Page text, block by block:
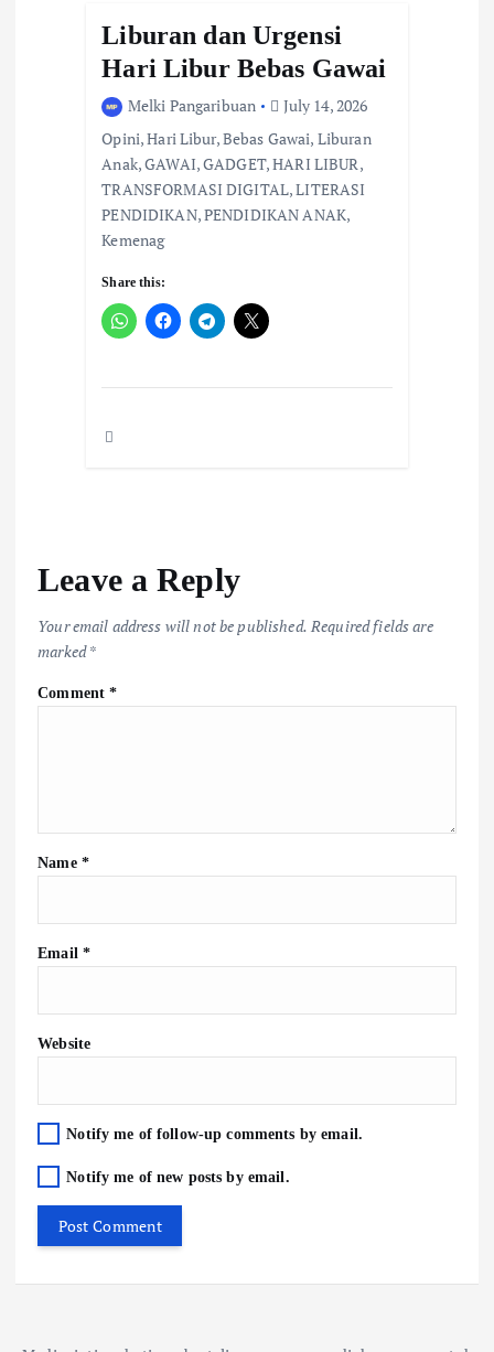
Liburan dan Urgensi
Hari Libur Bebas Gawai
Melki Pangaribuan
July 14, 2026
Opini, Hari Libur, Bebas Gawai, Liburan
Anak, GAWAI, GADGET, HARI LIBUR,
TRANSFORMASI DIGITAL, LITERASI
PENDIDIKAN, PENDIDIKAN ANAK,
Kemenag
Share this:
Leave a Reply
Your email address will not be published. Required fields are
marked*
Comment*
Name *
Email *
Website
Notify me of follow-up comments by email.
Notify me of new posts by email.